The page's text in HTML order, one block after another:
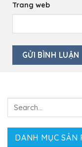
Search
DANH MỤC SẢN
Trang web